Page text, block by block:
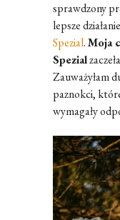
sprawdzony
lepsze
Spezial.Moja
Spezial
Zauważyłam
paznokci,
wymagały